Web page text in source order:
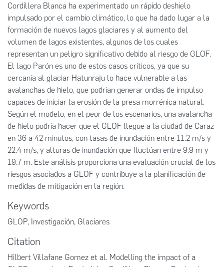
Cordillera Blanca ha experimentado un rápido deshielo
impulsado por el cambio climático, lo que ha dado lugar a la
formación de nuevos lagos glaciares y al aumento del
volumen de lagos existentes, algunos de los cuales
representan un peligro significativo debido al riesgo de GLOF.
El lago Parón es uno de estos casos críticos, ya que su
cercanía al glaciar Hatunraju lo hace vulnerable a las
avalanchas de hielo, que podrían generar ondas de impulso
capaces de iniciar la erosión de la presa morrénica natural.
Según el modelo, en el peor de los escenarios, una avalancha
de hielo podría hacer que el GLOF llegue a la ciudad de Caraz
en 36 a 42 minutos, con tasas de inundación entre 11.2 m/s y
22.4 m/s, y alturas de inundación que fluctúan entre 9.9 m y
19.7 m. Este análisis proporciona una evaluación crucial de los
riesgos asociados a GLOF y contribuye a la planificación de
medidas de mitigación en la región.
Keywords
GLOP, Investigación, Glaciares
Citation
Hilbert Villafane Gomez et al. Modelling the impact of a